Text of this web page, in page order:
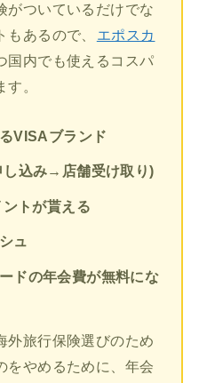
がついているだけでな
あるので、
エポスカ
国内でも使えるコスパ
。
VISAブランド
し込み→店舗受け取り)
トが貰える
ュ
ドの年会費が無料にな
外旅行保険選びのため
をやめるために、年会